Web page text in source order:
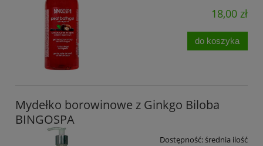
18,00 zł
do koszyka
Mydełko borowinowe z Ginkgo Biloba
BINGOSPA
Dostępność:średnia ilość